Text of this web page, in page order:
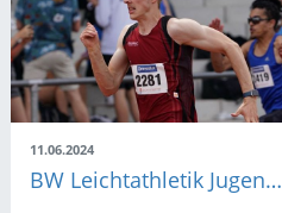
11.06.2024
BW Leichtathletik Jugend Finals - U18-Highlights